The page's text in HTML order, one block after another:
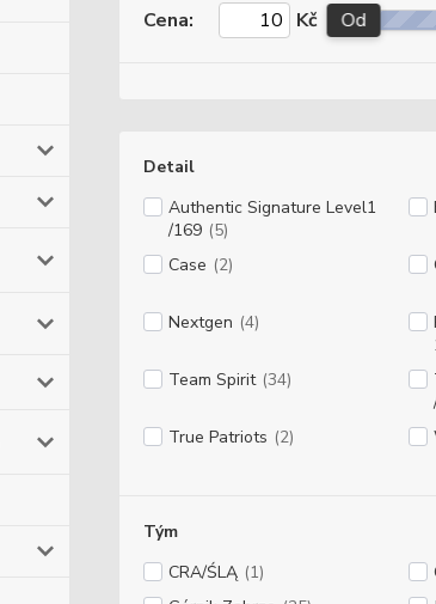
Cena: Kč Od
Detail
Authentic Signature Level1
/169 (5)
Case (2)
Nextgen (4)
Team Spirit (34)
True Patriots (2)
Tým
CRA/ŚLĄ (1)